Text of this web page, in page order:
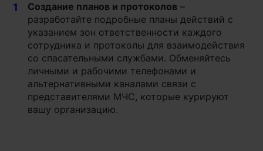
1 Создание планов и протоколов –
разработайте подробные планы действий с
указанием зон ответственности каждого
сотрудника и протоколы для взаимодействия
со спасательными службами. Обменяйтесь
личными и рабочими телефонами и
альтернативными каналами связи с
представителями МЧС, которые курируют
вашу организацию.